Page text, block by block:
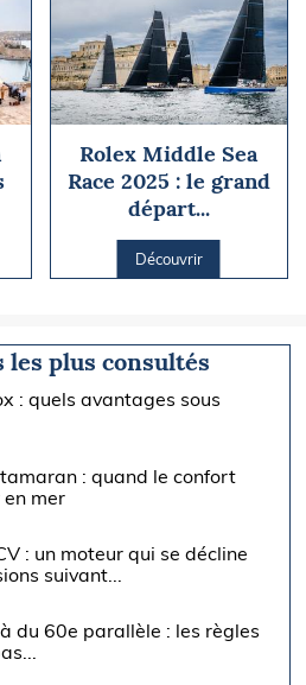
Rolex Middle Sea
Race 2025 : le grand
départ...
Découvrir
les plus consultés
: quels avantages sous
: quand le confort
mer
: un moteur qui se décline
suivant...
du 60e parallèle : les règles